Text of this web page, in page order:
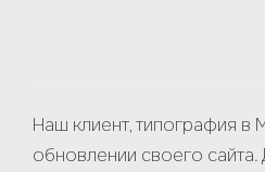
Наш клиент, типография в
обновлении своего